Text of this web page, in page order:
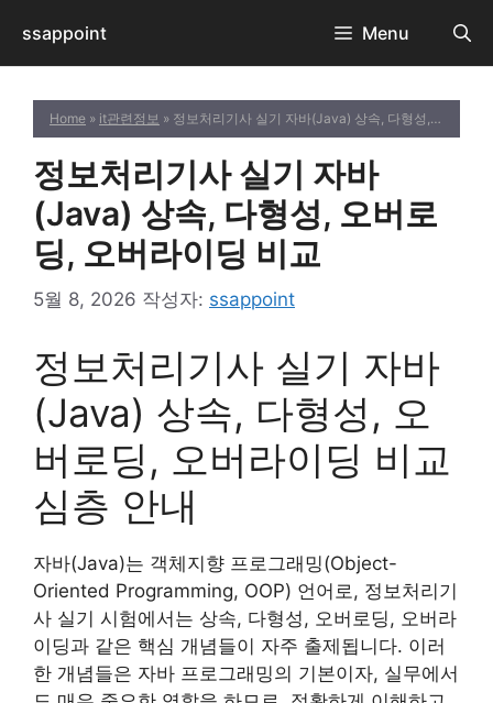
츠
ssappoint Menu
Home » it관련정보 » 정보처리기사 실기 자바(Java) 상속, 다형성, 오버로딩, 오버라이딩 비교
정보처리기사 실기 자바
(Java) 상속, 다형성, 오버로
딩, 오버라이딩 비교
5월 8, 2026 작성자: ssappoint
정보처리기사 실기 자바
(Java) 상속, 다형성, 오
버로딩, 오버라이딩 비교
심층 안내
자바(Java)는 객체지향 프로그래밍(Object-
Oriented Programming, OOP) 언어로, 정보처리기
사 실기 시험에서는 상속, 다형성, 오버로딩, 오버라
이딩과 같은 핵심 개념들이 자주 출제됩니다. 이러
한 개념들은 자바 프로그래밍의 기본이자, 실무에서